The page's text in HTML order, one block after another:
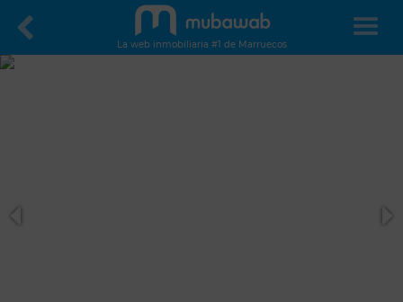
La web inmobiliaria #1 de Marruecos